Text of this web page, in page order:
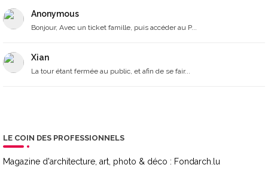
Anonymous
Bonjour, Avec un ticket famille, puis accéder au P...
Xian
La tour étant fermée au public, et afin de se fair...
LE COIN DES PROFESSIONNELS
Magazine d'architecture, art, photo & déco : Fondarch.lu